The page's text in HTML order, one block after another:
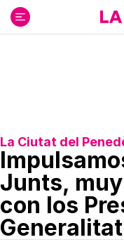
contenido
La Ciutat del
Junts,
con los
Generalitat